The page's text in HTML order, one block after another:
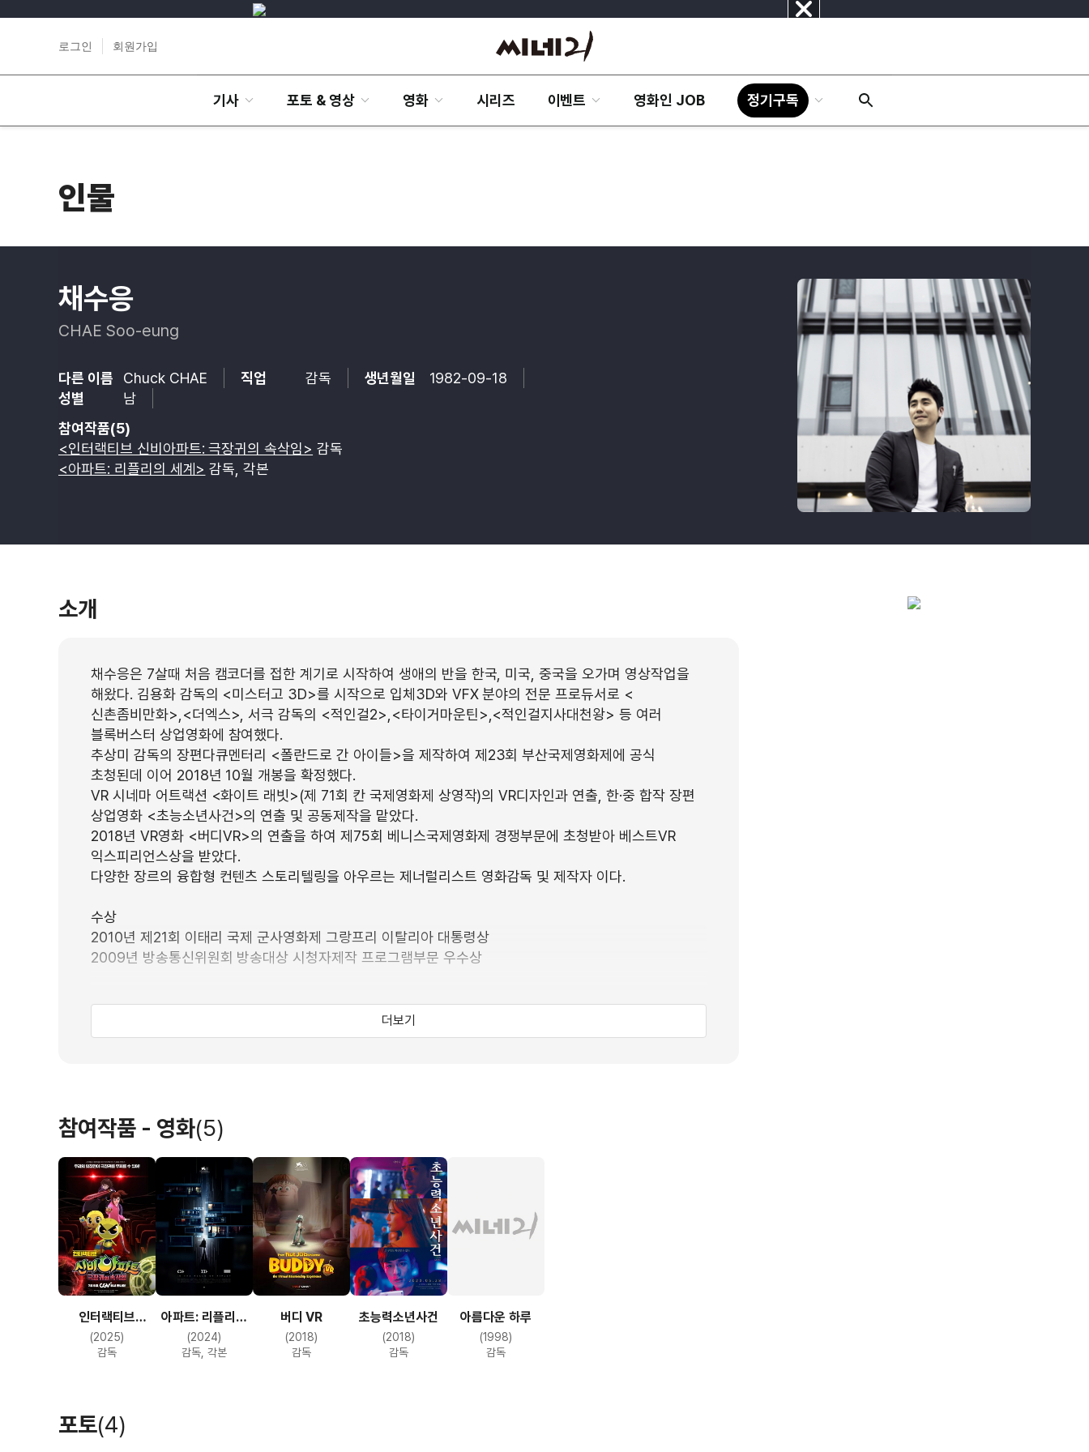
닫
로그인 회원가입
기사 포토 & 영상 영화 시리즈 이벤트 영화인 JOB 정기구독
인물
채수응
CHAE Soo-eung
다른 이름 Chuck CHAE 직업 감독 생년월일
1982-09-18
성별
남
참여작품(5)
<인터랙티브 신비아파트: 극장귀의 속삭임> 감독
<아파트: 리플리의 세계> 감독, 각본
소개
채수응은 7살때 처음 캠코더를 접한 계기로 시작하여 생애의 반을 한국, 미국, 중국을 오가며 영상작업을
해왔다. 김용화 감독의 <미스터고 3D>를 시작으로 입체3D와 VFX 분야의 전문 프로듀서로 <
신촌좀비만화>,<더엑스>, 서극 감독의 <적인걸2>,<타이거마운틴>,<적인걸지사대천왕> 등 여러
블록버스터 상업영화에 참여했다.
추상미 감독의 장편다큐멘터리 <폴란드로 간 아이들>을 제작하여 제23회 부산국제영화제에 공식
초청된데 이어 2018년 10월 개봉을 확정했다.
VR 시네마 어트랙션 <화이트 래빗>(제 71회 칸 국제영화제 상영작)의 VR디자인과 연출, 한·중 합작 장편
상업영화 <초능소년사건>의 연출 및 공동제작을 맡았다.
2018년 VR영화 <버디VR>의 연출을 하여 제75회 베니스국제영화제 경쟁부문에 초청받아 베스트VR
익스피리언스상을 받았다.
다양한 장르의 융합형 컨텐츠 스토리텔링을 아우르는 제너럴리스트 영화감독 및 제작자 이다.
수상
2010년 제21회 이태리 국제 군사영화제 그랑프리 이탈리아 대통령상
2009년 방송통신위원회 방송대상 시청자제작 프로그램부문 우수상
2010.05~2010.09 힐스톤스 영상사업부 프로듀서
2009 James (short)
2008 The Universe Connection (short)
2007 Magnum Pussoir (short)
Hide Director (1 title)
2010 City of Refuge (short) (completed)
Hide Writer (1 title)
2010 City of Refuge (short) (completed)
Hide Camera and Electrical Department (1 title)
2007 Dearheart's Bakery (short) (first assistant camera)
더보기
참여작품 - 영화(5)
인터랙티브
신비아파트:
극장귀의 속삭임
(2025)
감독
아파트: 리플리의
세계
(2024)
감독, 각본
버디 VR
(2018)
감독
초능력소년사건
(2018)
감독
아름다운 하루
(1998)
감독
포토(4)